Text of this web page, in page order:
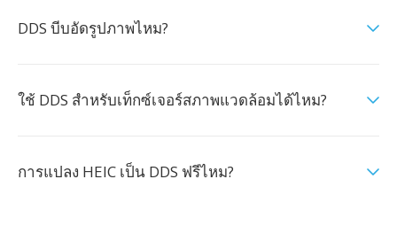
DDS บีบอัดรูปภาพไหม?
ใช้ DDS สำหรับเท็กซ์เจอร์สภาพแวดล้อมได้ไหม?
การแปลง HEIC เป็น DDS ฟรีไหม?